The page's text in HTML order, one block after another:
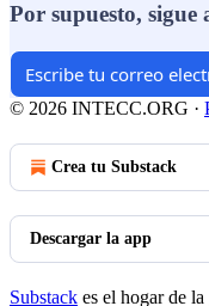
Por supuesto, sigue
© 2026 INTECC.ORG ·
Crea tu Substack
Descargar la app
Substack es el hogar de